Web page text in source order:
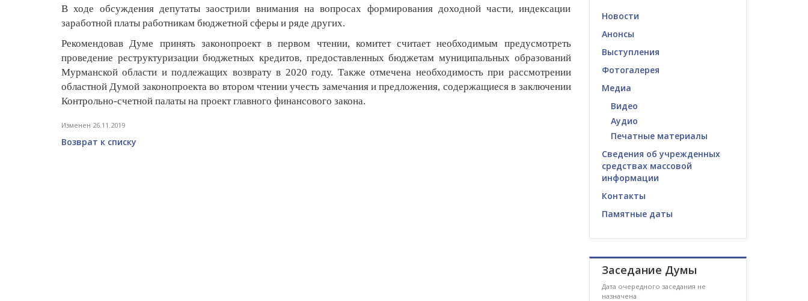
В ходе обсуждения депутаты заострили внимания на вопросах формирования доходной части, индексации
заработной платы работникам бюджетной сферы и ряде других.
Рекомендовав Думе принять законопроект в первом чтении, комитет считает необходимым предусмотреть
проведение реструктуризации бюджетных кредитов, предоставленных бюджетам муниципальных образований
Мурманской области и подлежащих возврату в 2020 году. Также отмечена необходимость при рассмотрении
областной Думой законопроекта во втором чтении учесть замечания и предложения, содержащиеся в заключении
Контрольно-счетной палаты на проект главного финансового закона.
Изменен 26.11.2019
Возврат к списку
Новости
Анонсы
Выступления
Фотогалерея
Медиа
Видео
Аудио
Печатные материалы
Сведения об учрежденных
средствах массовой
информации
Контакты
Памятные даты
Заседание Думы
Дата очередного заседания не
назначена